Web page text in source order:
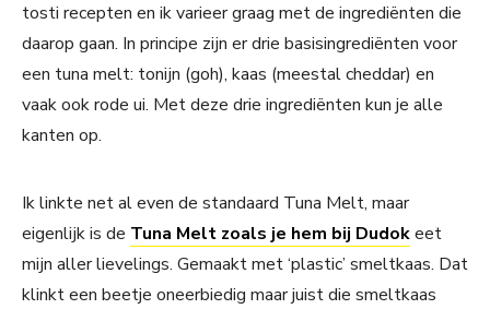
tosti recepten en ik varieer graag met de ingrediënten die
daarop gaan. In principe zijn er drie basisingrediënten voor
een tuna melt: tonijn (goh), kaas (meestal cheddar) en
vaak ook rode ui. Met deze drie ingrediënten kun je alle
kanten op.
Ik linkte net al even de standaard Tuna Melt, maar
eigenlijk is de Tuna Melt zoals je hem bij Dudokeet
mijn aller lievelings. Gemaakt met ‘plastic’ smeltkaas. Dat
klinkt een beetje oneerbiedig maar juist die smeltkaas